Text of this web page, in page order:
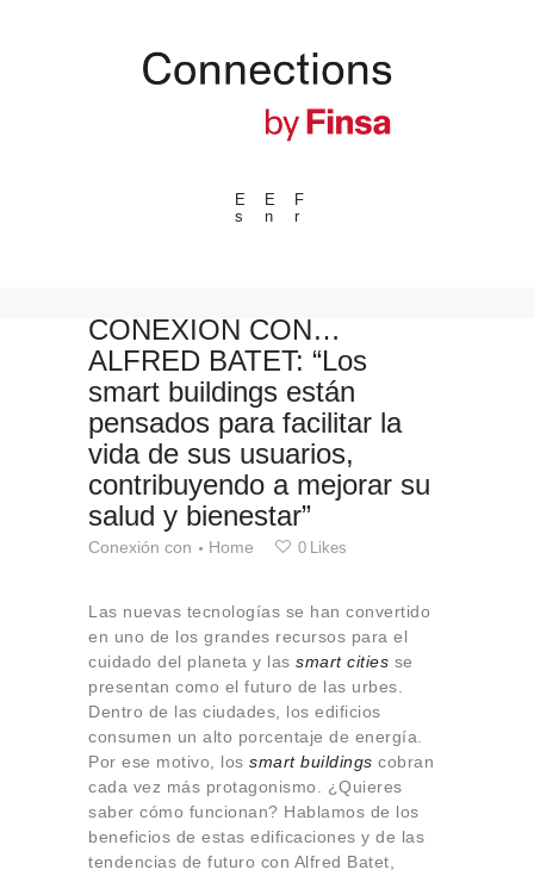
E
s
E
n
F
r
---ENLACES---
Eventos
Espacios
Materiales
Tecnologia
Conexión con
Colaboraciones
Sobre Connections
Contacto
CONEXIÓN CON…
ALFRED BATET: “Los
smart buildings están
pensados para facilitar la
vida de sus usuarios,
contribuyendo a mejorar su
salud y bienestar”
Conexión con Home 0 Likes
Las nuevas tecnologías se han convertido
en uno de los grandes recursos para el
cuidado del planeta y las smart cities se
presentan como el futuro de las urbes.
Dentro de las ciudades, los edificios
consumen un alto porcentaje de energía.
Por ese motivo, los smart buildings cobran
cada vez más protagonismo. ¿Quieres
saber cómo funcionan? Hablamos de los
beneficios de estas edificaciones y de las
tendencias de futuro con Alfred Batet,